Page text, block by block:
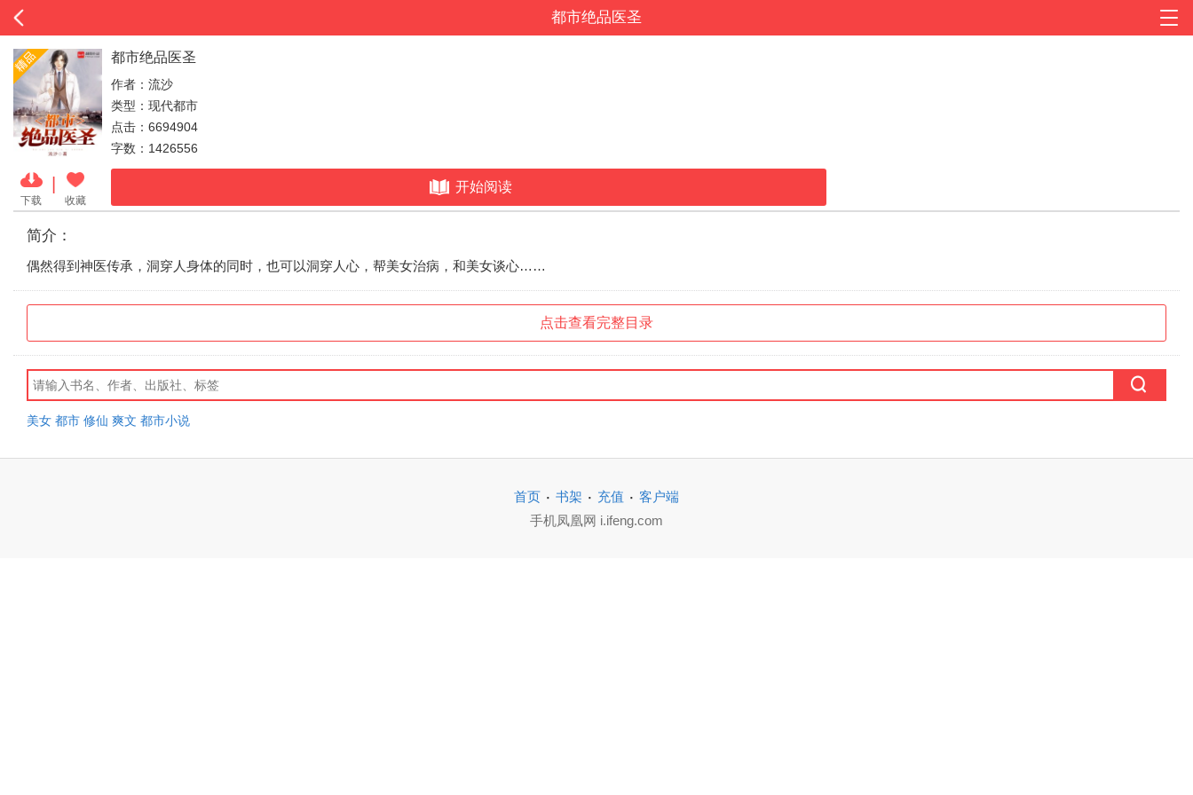
都市绝品医圣
下载 收藏
都市绝品医圣
作者：流沙
类型：现代都市
点击：6694904
字数：1426556
开始阅读
简介：
偶然得到神医传承，洞穿人身体的同时，也可以洞穿人心，帮美女治病，和美女谈心……
点击查看完整目录
美女 都市 修仙 爽文 都市小说
首页 · 书架 · 充值 · 客户端
手机凤凰网 i.ifeng.com